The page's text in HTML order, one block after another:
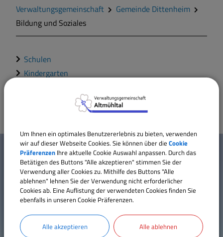
Markt Markt Berolzheim
Gemeinde Meinheim
Verwaltungsgemeinschaft
Gemeinde Dittenheim
Bildung und Soziales
Schulen
Kindergarten
W
c
h
t
Mehr entdecken
Kontakt
Inhaltsverzeichnis
Impressum
Datenschutz
Erklärung zur Barrierefreiheit
Um Ihnen ein optimales Benutzererlebnis zu bieten, verwenden
wir auf dieser Webseite Cookies. Sie können über die Cookie
Präferenzen Ihre aktuelle Cookie Auswahl anpassen. Durch das
Betätigen des Buttons "Alle akzeptieren" stimmen Sie der
Verwendung aller Cookies zu. Mithilfe des Buttons "Alle
ablehnen" lehnen Sie der Verwendung nicht erforderlicher
Cookies ab. Eine Auflistung der verwendeten Cookies finden Sie
ebenfalls in unseren Cookie Präferenzen.
Alle akzeptieren Alle ablehnen